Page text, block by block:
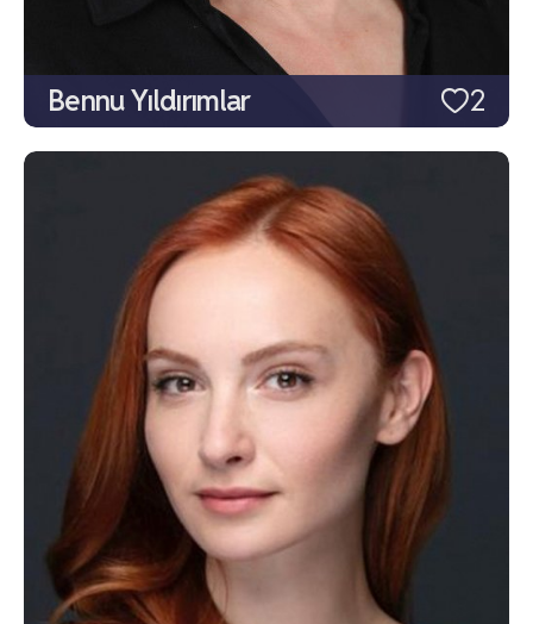
2
Bennu Yıldırımlar